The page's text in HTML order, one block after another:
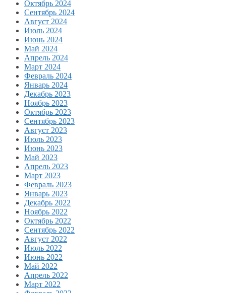
Октябрь 2024
Сентябрь 2024
Август 2024
Июль 2024
Июнь 2024
Май 2024
Апрель 2024
Март 2024
Февраль 2024
Январь 2024
Декабрь 2023
Ноябрь 2023
Октябрь 2023
Сентябрь 2023
Август 2023
Июль 2023
Июнь 2023
Май 2023
Апрель 2023
Март 2023
Февраль 2023
Январь 2023
Декабрь 2022
Ноябрь 2022
Октябрь 2022
Сентябрь 2022
Август 2022
Июль 2022
Июнь 2022
Май 2022
Апрель 2022
Март 2022